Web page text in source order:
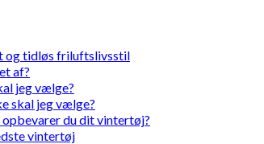
og tidløs friluftslivsstil
af?
jeg vælge?
skal jeg vælge?
du dit vintertøj?
vintertøj